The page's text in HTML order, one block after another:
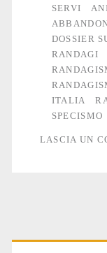
SERVI
DOSSIER
RANDAGI
ITALIA
SPECISMO
LASCIA UN